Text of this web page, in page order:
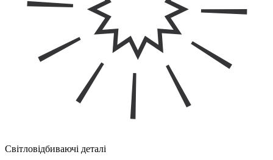
Світловідбиваючі деталі